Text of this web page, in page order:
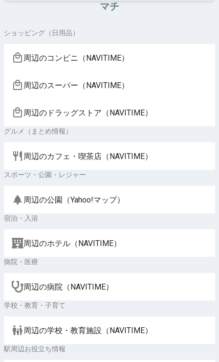
マチ
ショッピング（日用品）
周辺のコンビニ（NAVITIME）
周辺のスーパー（NAVITIME）
周辺のドラッグストア（NAVITIME）
グルメ（まとめ情報）
周辺のカフェ・喫茶店（NAVITIME）
スポーツ・公園・レジャー
周辺の公園（Yahoo!マップ）
宿泊・入浴
周辺のホテル（NAVITIME）
病院・医療
周辺の病院（NAVITIME）
学校・教育・子育て
周辺の学校・教育施設（NAVITIME）
駅周辺お役立ち情報